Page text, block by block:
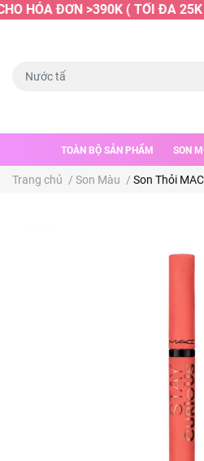
HÓA ĐƠN >390K ( TỐI ĐA 25K )
TOÀN BỘ SẢN PHẨM SON
Trang chủ / Son Màu / Son Thỏi